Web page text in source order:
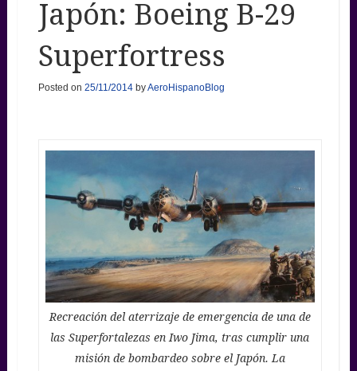
Japón: Boeing B-29
Superfortress
Posted on 25/11/2014byAeroHispanoBlog
Recreación del aterrizaje de emergencia de una de
las Superfortalezas en Iwo Jima, tras cumplir una
misión de bombardeo sobre el Japón. La